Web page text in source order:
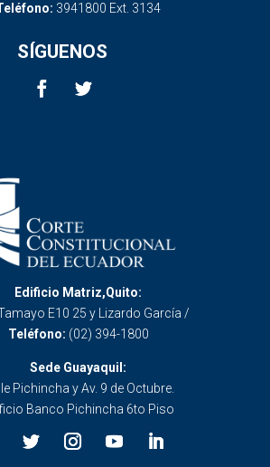
3941800 Ext. 3134
SÍGUENOS
Edificio Matriz,Quito:
E10 25 y Lizardo García /
Teléfono: (02) 394-1800
Sede Guayaquil:
Pichincha y Av. 9 de Octubre.
Banco Pichincha 6to Piso